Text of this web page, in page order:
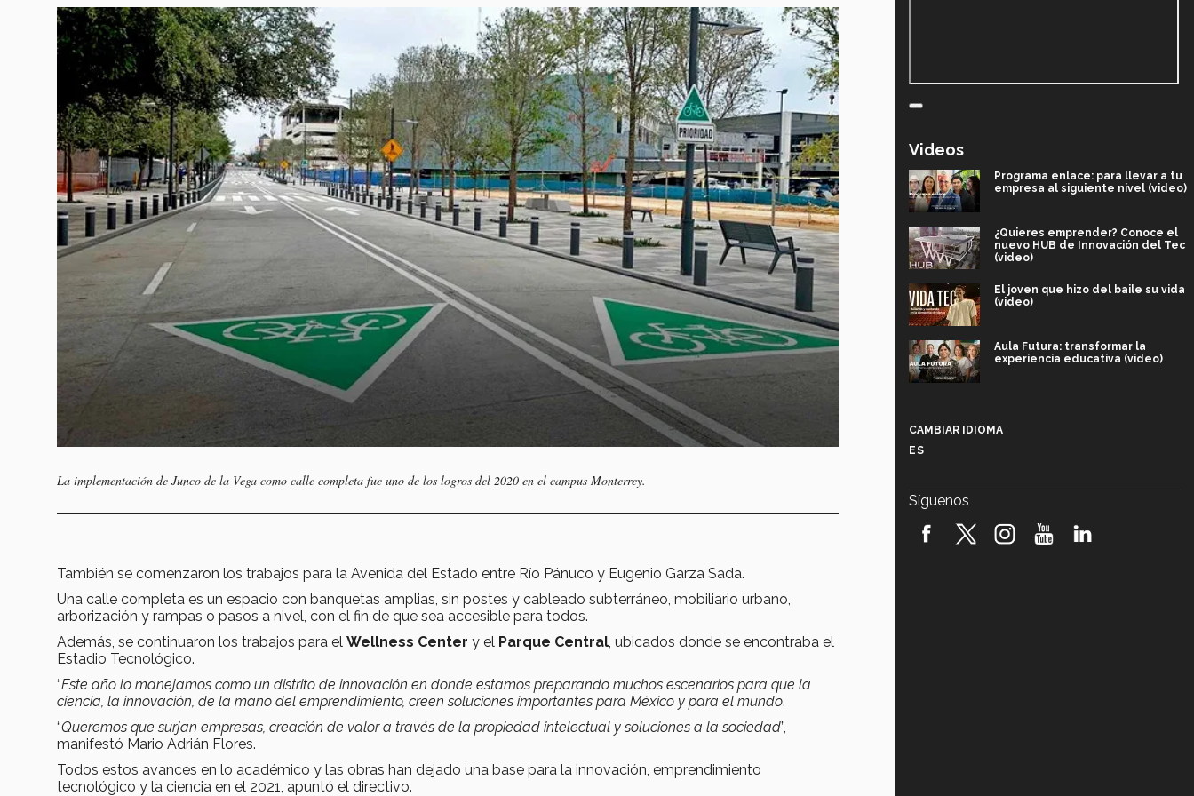
La implementación de Junco de la Vega como calle completa fue uno de los logros del 2020 en el campus Monterrey.
También se comenzaron los trabajos para la Avenida del Estado entre Río Pánuco y Eugenio Garza Sada.
Una calle completa es un espacio con banquetas amplias, sin postes y cableado subterráneo, mobiliario urbano,
arborización y rampas o pasos a nivel, con el fin de que sea accesible para todos.
Además, se continuaron los trabajos para el Wellness Center y el Parque Central , ubicados donde se encontraba el
Estadio Tecnológico.
“Este año lo manejamos como un distrito de innovación en donde estamos preparando muchos escenarios para que la
ciencia, la innovación, de la mano del emprendimiento, creen soluciones importantes para México y para el mundo.
“Queremos que surjan empresas, creación de valor a través de la propiedad intelectual y soluciones a la sociedad”,
manifestó Mario Adrián Flores.
Todos estos avances en lo académico y las obras han dejado una base para la innovación, emprendimiento
tecnológico y la ciencia en el 2021, apuntó el directivo.
Videos
Programa enlace: para llevar a tu
empresa al siguiente nivel (video)
¿Quieres emprender? Conoce el
nuevo HUB de Innovación del Tec
(video)
El joven que hizo del baile su vida
(video)
Aula Futura: transformar la
experiencia educativa (video)
robótica FIRST 2026! (video)
CAMBIAR IDIOMA
ES
Síguenos